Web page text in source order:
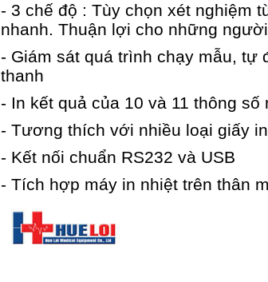
- 3 chế độ : Tùy chọn xét nghiệm
nhanh. Thuận lợi cho những
- Giám sát quá trình chạy mẫu, tự
thanh
- In kết quả của 10 và 11 thông số
- Tương thích với nhiều loại giấy
- Kết nối chuẩn RS232 và USB
- Tích hợp máy in nhiệt trên thân